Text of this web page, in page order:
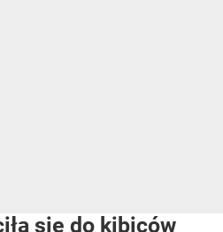
się do kibiców